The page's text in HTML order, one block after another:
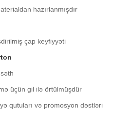
hazırlanmışdır
çap keyfiyyəti
üçün gil ilə örtülmüşdür
qutuları və promosyon dəstləri